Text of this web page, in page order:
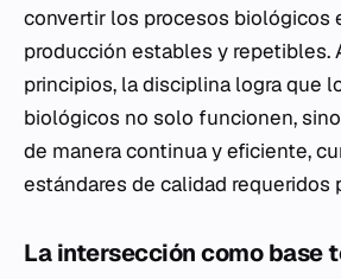
convertir los procesos biológicos
producción estables y repetibles.
principios, la disciplina logra que
biológicos no solo funcionen,
de manera continua y eficiente,
estándares de calidad requeridos
La intersección como base